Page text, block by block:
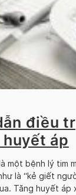
điều
áp
một bệnh lý tim
là “kẻ giết
Tăng huyết áp